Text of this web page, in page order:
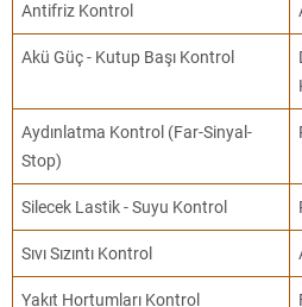
Antifriz Kontrol
Akü Güç - Kutup Başı Kontrol
Aydınlatma Kontrol (Far-Sinyal-
Stop)
Silecek Lastik - Suyu Kontrol
Sıvı Sızıntı Kontrol
Yakıt Hortumları Kontrol